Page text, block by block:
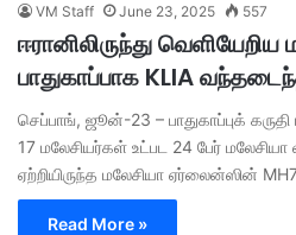
VM Staff June 23, 2025 557
ஈரானிலிருந்து
பாதுகாப்பாக KLIA
செப்பாங், ஜூன்-23 – பாதுகாப்புக் கருதி
17 மலேசியர்கள் உட்பட 24 பேர்
ஏற்றியிருந்த மலேசியா ஏர்லைன்ஸின்
Read More »